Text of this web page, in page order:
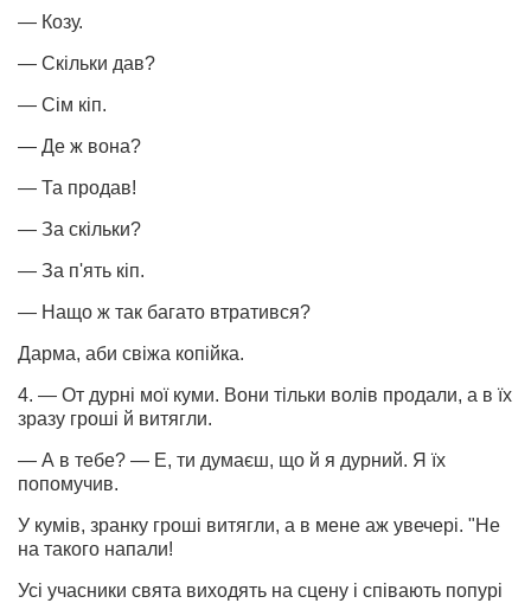
— Козу.
— Скільки дав?
— Сім кіп.
— Де ж вона?
— Та продав!
— За скільки?
— За п'ять кіп.
— Нащо ж так багато втратився?
Дарма, аби свіжа копійка.
4. — От дурні мої куми. Вони тільки волів продали, а в їх
зразу гроші й витягли.
— А в тебе? — Е, ти думаєш, що й я дурний. Я їх
попомучив.
У кумів, зранку гроші витягли, а в мене аж увечері. "Не
на такого напали!
Усі учасники свята виходять на сцену і співають попурі